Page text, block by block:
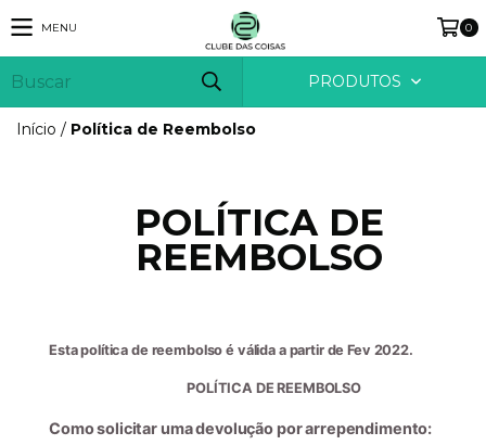
MENU 0
PRODUTOS
Início / Política de Reembolso
POLÍTICA DE
REEMBOLSO
Esta política de reembolso é válida a partir de Fev 2022.
POLÍTICA DE REEMBOLSO
Como solicitar uma devolução por arrependimento: